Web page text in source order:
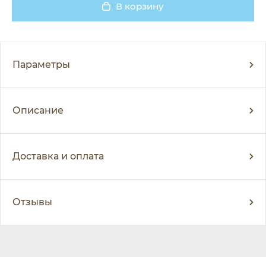
В корзину
Параметры
Описание
Доставка и оплата
Отзывы